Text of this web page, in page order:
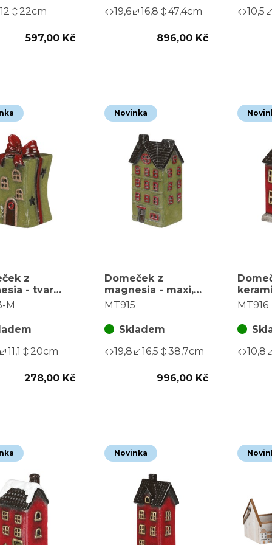
12 22cm
597,00 Kč
19,6
16,8 47,4cm
896,00 Kč
10,5
z
- tvar
mašlí, LED
M
11,1 20cm
278,00 Kč
Novinka
Domeček z
magnesia - maxi,
patrový, LED
MT915
Skladem
19,8
16,5 38,7cm
996,00 Kč
MT916
10,8
Novinka